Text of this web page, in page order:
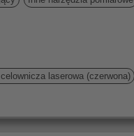
laserowa (czerwona)